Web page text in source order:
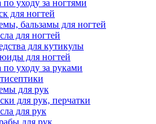
по уходу за ногтями
для ногтей
бальзамы для ногтей
для ногтей
для кутикулы
для ногтей
по уходу за руками
для рук
для рук, перчатки
для рук
для рук